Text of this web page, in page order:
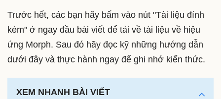
Trước hết, các bạn hãy bấm vào nút "Tài liệu đính
kèm" ở ngay đầu bài viết để tải về tài liệu về hiệu
ứng Morph. Sau đó hãy đọc kỹ những hướng dẫn
dưới đây và thực hành ngay để ghi nhớ kiến thức.
XEM NHANH BÀI VIẾT